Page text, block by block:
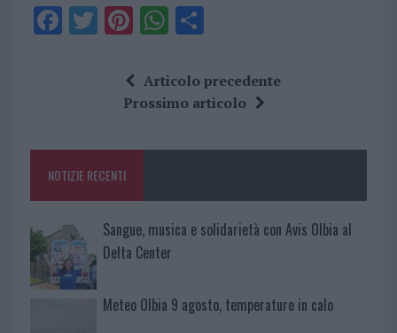
F
o
k
T Pi
te
re
W
at
s
p
S
a
re
Articolo precedente
Prossimo articolo
NOTIZIE RECENTI
Sangue, musica e solidarietà con Avis Olbia al
Delta Center
Meteo Olbia 9 agosto, temperature in calo